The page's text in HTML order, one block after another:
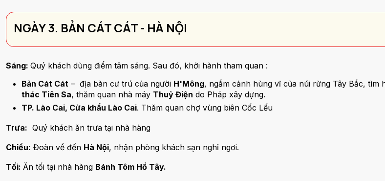
NGÀY 3. BẢN CÁT CÁT - HÀ NỘI
Sáng: Quý khách dùng điểm tâm sáng. Sau đó, khởi hành tham quan :
Bản Cát Cát – địa bàn cư trú của người H'Mông, ngắm cảnh hùng vĩ của núi rừng Tây Bắc,
thác Tiên Sa, thăm quan nhà máy Thuỷ Điện do Pháp xây dựng.
TP. Lào Cai, Cửa khẩu Lào Cai. Thăm quan chợ vùng biên Cốc Lếu
Trưa: Quý khách ăn trưa tại nhà hàng
Chiều: Đoàn về đến Hà Nội, nhận phòng khách sạn nghỉ ngơi.
Tối: Ăn tối tại nhà hàng Bánh Tôm Hồ Tây.